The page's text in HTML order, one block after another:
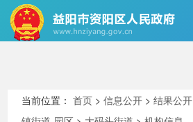
当前位置：首页 >信息公开 >结果公开